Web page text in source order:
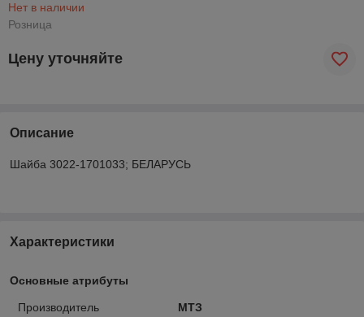
Нет в наличии
Розница
Цену уточняйте
Описание
Шайба 3022-1701033; БЕЛАРУСЬ
Характеристики
Основные атрибуты
Производитель МТЗ